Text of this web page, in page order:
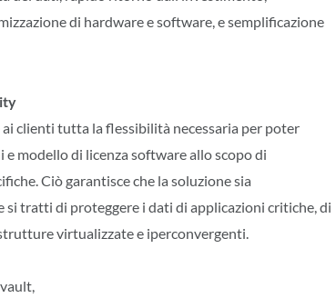
di hardware e software, e semplificazione
clienti tutta la flessibilità necessaria per poter
modello di licenza software allo scopo di
Ciò garantisce che la soluzione sia
tratti di proteggere i dati di applicazioni critiche, di
virtualizzate e iperconvergenti.